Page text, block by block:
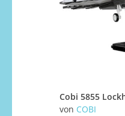
von COBI